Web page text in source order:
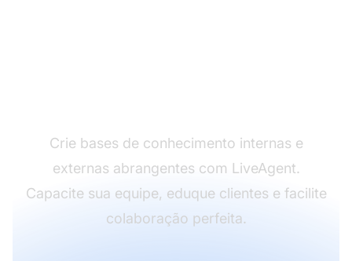
Crie bases de conhecimento internas e
externas abrangentes com LiveAgent.
Capacite sua equipe, eduque clientes e facilite
colaboração perfeita.